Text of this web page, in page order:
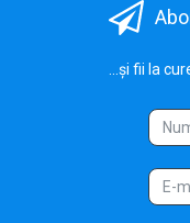
...și fii la